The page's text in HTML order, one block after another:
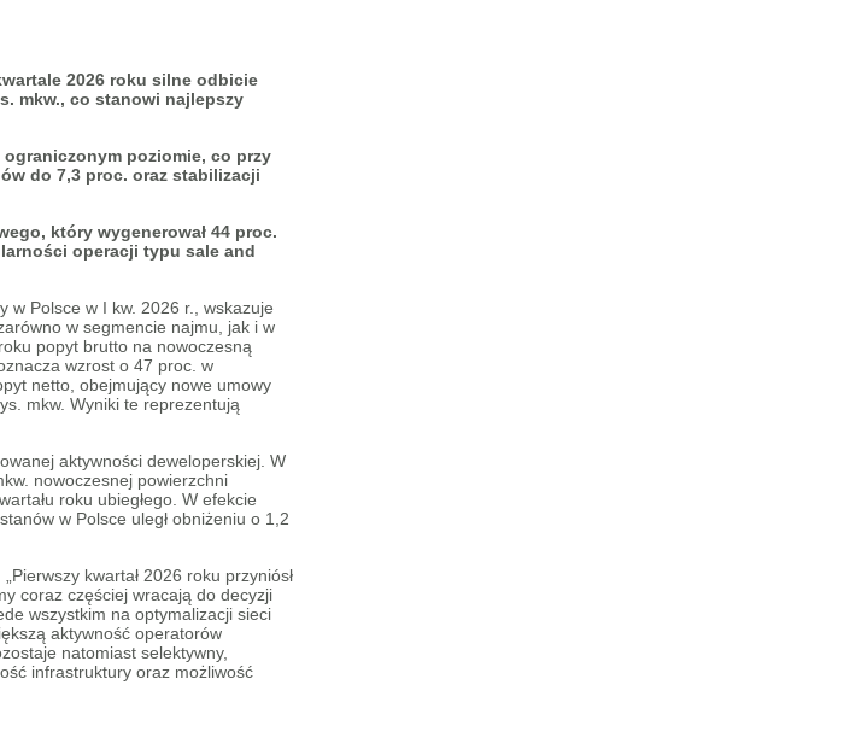
2026 roku silne odbicie
mkw., co stanowi najlepszy
poziomie, co przy
do 7,3 proc. oraz stabilizacji
który wygenerował 44 proc.
operacji typu sale and
w Polsce w I kw. 2026 r., wskazuje
w segmencie najmu, jak i w
popyt brutto na nowoczesną
wzrost o 47 proc. w
netto, obejmujący nowe umowy
mkw. Wyniki te reprezentują
aktywności deweloperskiej. W
nowoczesnej powierzchni
roku ubiegłego. W efekcie
w Polsce uległ obniżeniu o 1,2
kwartał 2026 roku przyniósł
coraz częściej wracają do decyzji
wszystkim na optymalizacji sieci
aktywność operatorów
natomiast selektywny,
infrastruktury oraz możliwość